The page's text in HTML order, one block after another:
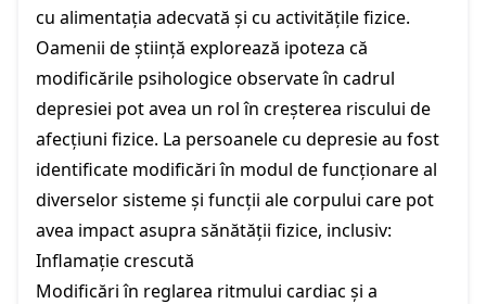
cu alimentația adecvată și cu activitățile fizice.
Oamenii de știință explorează ipoteza că
modificările psihologice observate în cadrul
depresiei pot avea un rol în creșterea riscului de
afecțiuni fizice. La persoanele cu depresie au fost
identificate modificări în modul de funcționare al
diverselor sisteme și funcții ale corpului care pot
avea impact asupra sănătății fizice, inclusiv:
Inflamație crescută
Modificări în reglarea ritmului cardiac și a